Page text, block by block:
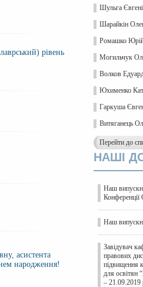
рівень
асистента
народження!
Шульга
Шарайкін
Ромашко
Могильчук
Волков
Юхименко
Гаркуша
Витяганець
Перейти до
НАШІ
Наш
Наш
Завідувач
правових
підвищення
для освітян
– 21.09.2019